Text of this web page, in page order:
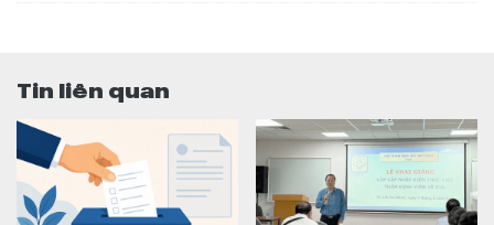
Tin liên quan